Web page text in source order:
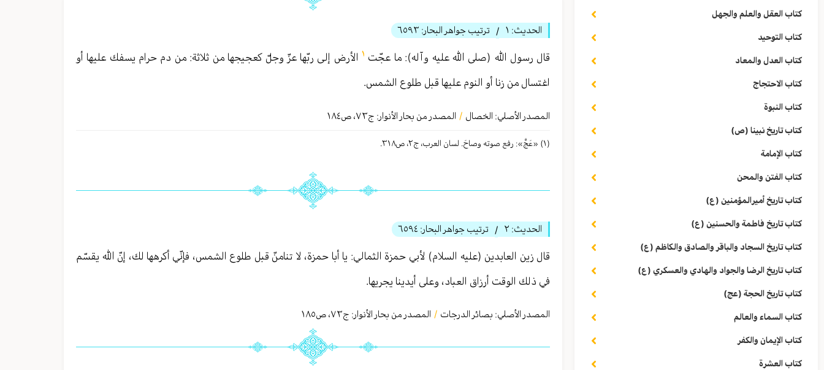
كتاب العقل والعلم والجهل
كتاب التوحيد
كتاب العدل والمعاد
كتاب الاحتجاج
كتاب النبوة
كتاب تاريخ نبينا (ص)
كتاب الإمامة
كتاب الفتن والمحن
كتاب تاريخ أميرالمؤمنين (ع)
كتاب تاريخ فاطمة والحسنين (ع)
كتاب تاريخ السجاد والباقر والصادق والكاظم (ع)
كتاب تاريخ الرضا والجواد والهادي والعسكري (ع)
كتاب تاريخ الحجة (عج)
كتاب السماء والعالم
كتاب الإيمان والكفر
كتاب العشرة
الحديث: ١ / ترتيب جواهر البحار: ٦٥٩٣
قال رسول الله (صلى الله عليه وآله): ما عجّت
الأرض إلى ربّها عزّ وجلّ كعجيجها من ثلاثة: من دم حرام يسفك عليها أو
اغتسال من زنا أو النوم عليها قبل طلوع الشمس.
المصدر الأصلي: الخصال / المصدر من بحار الأنوار: ج٧٣، ص١٨٤
(١) «عَجَّ»: رفع صوته وصاحَ. لسان العرب، ج٢، ص٣١٨.
الحديث: ٢ / ترتيب جواهر البحار: ٦٥٩٤
قال زين العابدين (عليه السلام) لأبي حمزة الثمالي: يا أبا حمزة، لا تنامنّ قبل طلوع الشمس، فإنّي أكرهها لك، إنّ الله يقسّم
في ذلك الوقت أرزاق العباد، وعلى أيدينا يجريها.
المصدر الأصلي: بصائر الدرجات / المصدر من بحار الأنوار: ج٧٣، ص١٨٥